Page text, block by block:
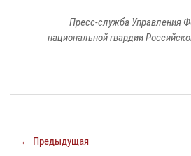
Пресс-служба Управления
национальной гвардии
← Предыдущая